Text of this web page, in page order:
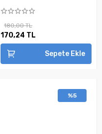
180,00 TL
170,24 TL
Sepete Ekle
%5